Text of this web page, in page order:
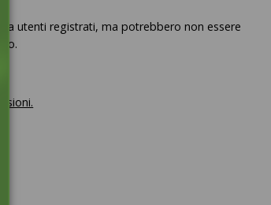
utenti registrati, ma potrebbero non essere